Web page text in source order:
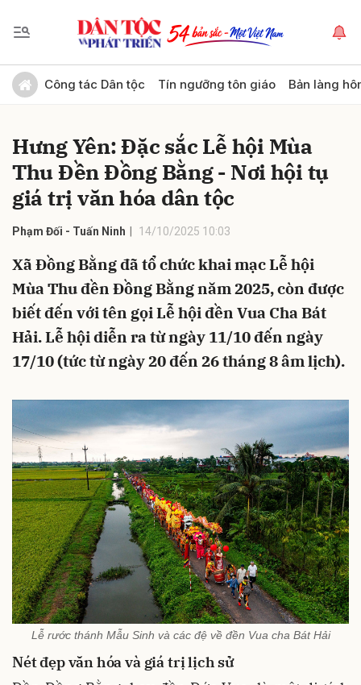
Công tác Dân tộc Tín ngưỡng tôn giáo Bản làng
Hưng Yên: Đặc sắc Lễ hội Mùa
Thu Đền Đồng Bằng - Nơi hội tụ
giá trị văn hóa dân tộc
Phạm Đối - Tuấn Ninh 14/10/2025 10:03
Xã Đồng Bằng đã tổ chức khai mạc Lễ hội
Mùa Thu đền Đồng Bằng năm 2025, còn được
biết đến với tên gọi Lễ hội đền Vua Cha Bát
Hải. Lễ hội diễn ra từ ngày 11/10 đến ngày
17/10 (tức từ ngày 20 đến 26 tháng 8 âm lịch).
Lễ rước thánh Mẫu Sinh và các đệ về đền Vua cha Bát Hải
Nét đẹp văn hóa và giá trị lịch sử
Gửi bình luận